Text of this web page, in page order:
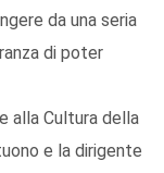
da una seria
di poter
alla Cultura della
e la dirigente